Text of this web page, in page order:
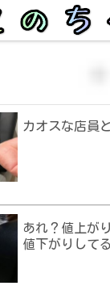
カオスな店員
あれ？値上が
値下がりして